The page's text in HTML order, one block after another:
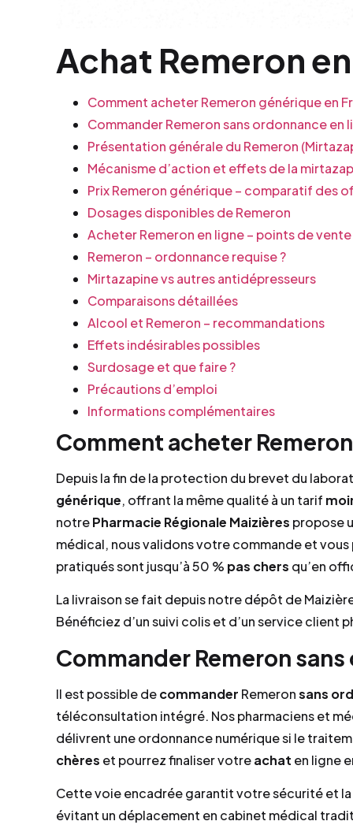
Achat Remeron
Comment acheter Remeron générique en
Commander Remeron sans ordonnance en
Présentation générale du Remeron
Mécanisme d’action et effets de la
Prix Remeron générique – comparatif des
Dosages disponibles de Remeron
Acheter Remeron en ligne – points de vente
Remeron – ordonnance requise ?
Mirtazapine vs autres antidépresseurs
Comparaisons détaillées
Alcool et Remeron – recommandations
Effets indésirables possibles
Surdosage et que faire ?
Précautions d’emploi
Informations complémentaires
Comment acheter
Depuis la fin de la protection du brevet du
générique, offrant la même qualité à un tarif
notrePharmacie Régionale Maizières propose
médical, nous validons votre commande et
pratiqués sont jusqu’à 50 % pas chers qu’en
La livraison se fait depuis notre dépôt de
Bénéficiez d’un suivi colis et d’un service client
Commander Remeron
Il est possible decommander Remeronsans
téléconsultation intégré. Nos pharmaciens et
délivrent une ordonnance numérique si le
chères et pourrez finaliser votreachat en ligne
Cette voie encadrée garantit votre sécurité et
évitant un déplacement en cabinet médical